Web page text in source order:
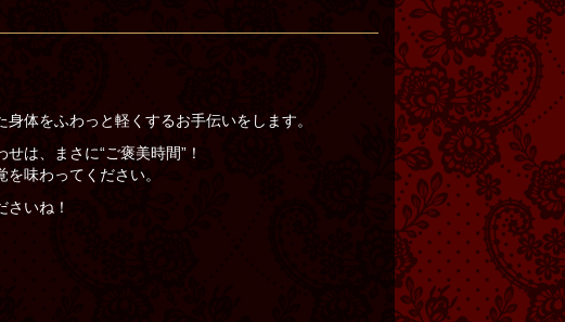
体をふわっと軽くするお手伝いをします。
は、まさに“ご褒美時間”！
味わってください。
いね！